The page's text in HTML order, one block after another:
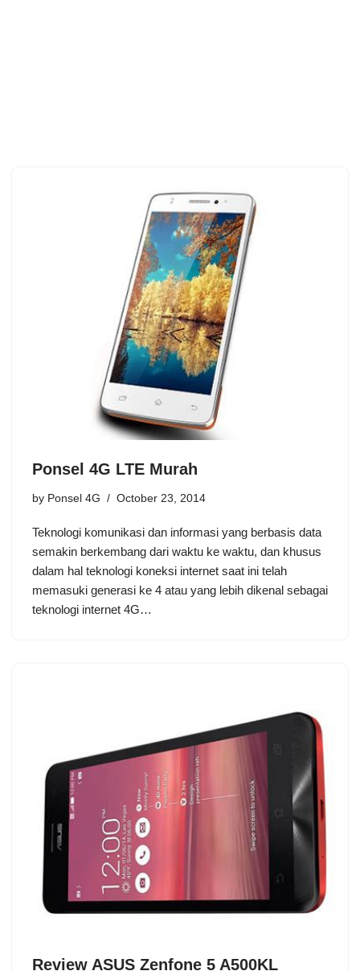
Ponsel 4G LTE Murah
by Ponsel 4G October 23, 2014
Teknologi komunikasi dan informasi yang berbasis data
semakin berkembang dari waktu ke waktu, dan khusus
dalam hal teknologi koneksi internet saat ini telah
memasuki generasi ke 4 atau yang lebih dikenal sebagai
teknologi internet 4G…
Review ASUS Zenfone 5 A500KL